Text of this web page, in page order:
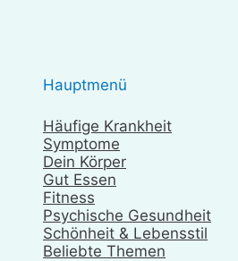
Hauptmenü
Häufige Krankheit
Symptome
Dein Körper
Gut Essen
Fitness
Psychische Gesundheit
Schönheit & Lebensstil
Beliebte Themen